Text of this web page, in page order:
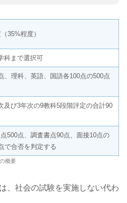
35%程度）
科まで選択可
、理科、英語、国語各100点の500点
及び3年次の9教科5段階評定の合計90
500点、調査書点90点、面接10点の
で合否を判定する
概要
、社会の試験を実施しない代わ